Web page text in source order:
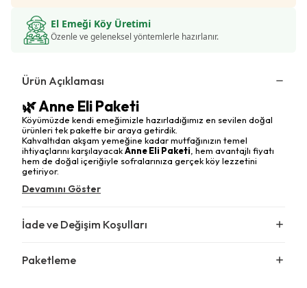
El Emeği Köy Üretimi
Özenle ve geleneksel yöntemlerle hazırlanır.
Ürün Açıklaması
🌿 Anne Eli Paketi
Köyümüzde kendi emeğimizle hazırladığımız en sevilen doğal
ürünleri tek pakette bir araya getirdik.
Kahvaltıdan akşam yemeğine kadar mutfağınızın temel
ihtiyaçlarını karşılayacakAnne Eli Paketi , hem avantajlı fiyatı
hem de doğal içeriğiyle sofralarınıza gerçek köy lezzetini
getiriyor.
Devamını Göster
İade ve Değişim Koşulları
Paketleme